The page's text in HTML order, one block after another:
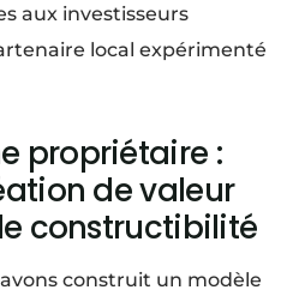
aux investisseurs
local expérimenté
propriétaire :
de valeur
constructibilité
construit un modèle